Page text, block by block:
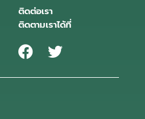
ติดต่อเรา
ติดตามเราได้ที่